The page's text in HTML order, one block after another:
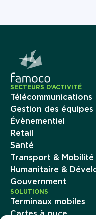
SECTEURS D’ACTIVITÉ
Télécommunications
Gestion des
Évènementiel
Retail
Santé
Transport & Mobilité
Humanitaire &
Gouvernment
SOLUTIONS
Terminaux mobiles
Cartes à puce